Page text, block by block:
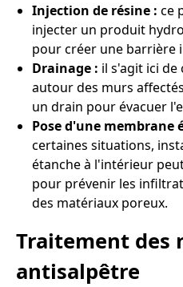
Injection de résine : ce
injecter un produit
pour créer une barrière
Drainage : il s'agit ici
autour des murs
un drain pour évacuer
Pose d'une membrane
certaines situations,
étanche à l'intérieur
pour prévenir les
des matériaux poreux.
Traitement des
antisalpêtre